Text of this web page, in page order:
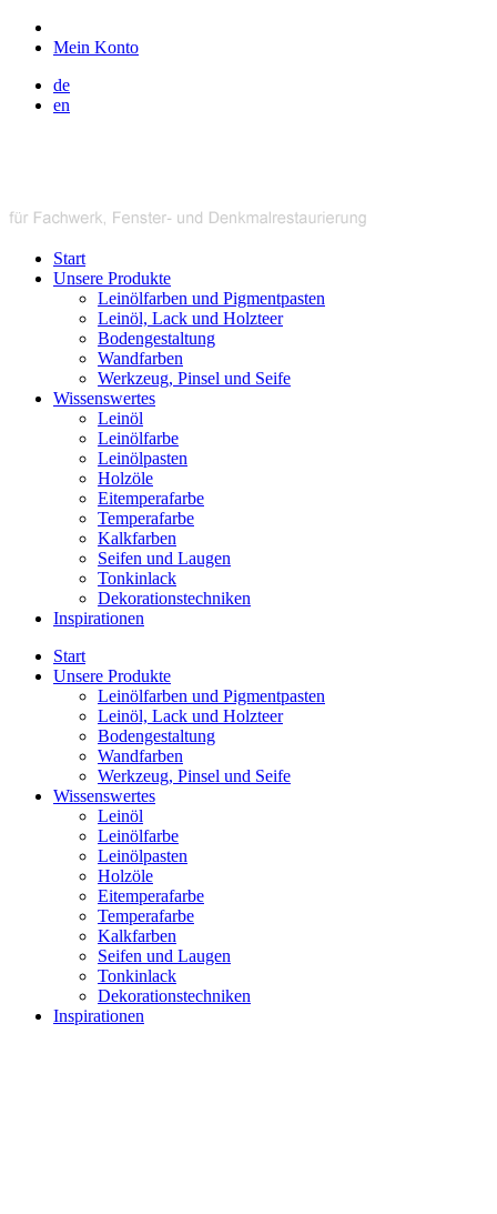
Mein Konto
de
en
Start
Unsere Produkte
Leinölfarben und Pigmentpasten
Leinöl, Lack und Holzteer
Bodengestaltung
Wandfarben
Werkzeug, Pinsel und Seife
Wissenswertes
Leinöl
Leinölfarbe
Leinölpasten
Holzöle
Eitemperafarbe
Temperafarbe
Kalkfarben
Seifen und Laugen
Tonkinlack
Dekorationstechniken
Inspirationen
Start
Unsere Produkte
Leinölfarben und Pigmentpasten
Leinöl, Lack und Holzteer
Bodengestaltung
Wandfarben
Werkzeug, Pinsel und Seife
Wissenswertes
Leinöl
Leinölfarbe
Leinölpasten
Holzöle
Eitemperafarbe
Temperafarbe
Kalkfarben
Seifen und Laugen
Tonkinlack
Dekorationstechniken
Inspirationen